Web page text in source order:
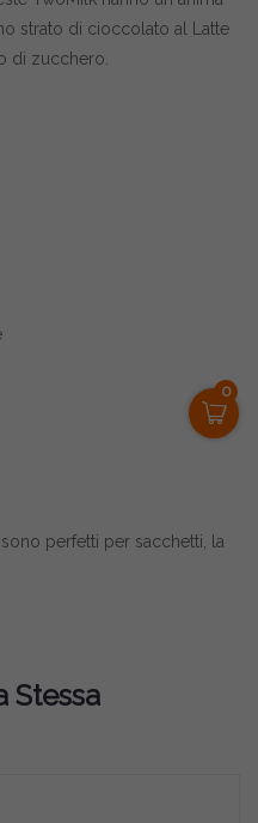
0
strato di cioccolato al Latte
di zucchero.
sono perfetti per sacchetti, la
Stessa